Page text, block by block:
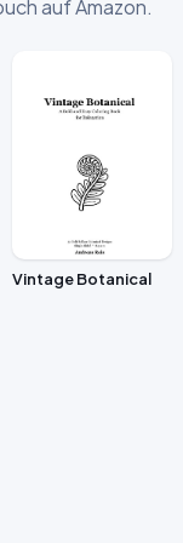
auf Amazon.
Vintage Botanical